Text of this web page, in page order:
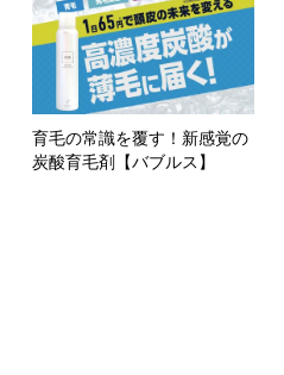
育毛の常識を覆す！新感覚の
炭酸育毛剤【バブルス】